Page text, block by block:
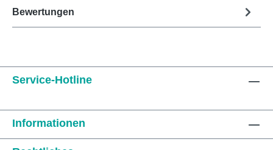
Bewertungen
Service-Hotline
Informationen